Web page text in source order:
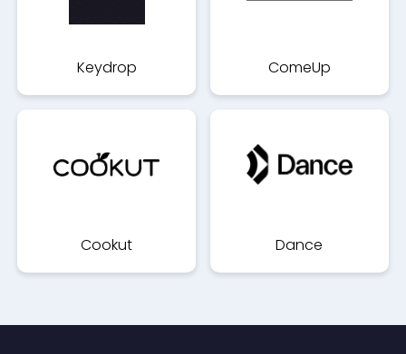
Keydrop ComeUp
Cookut Dance